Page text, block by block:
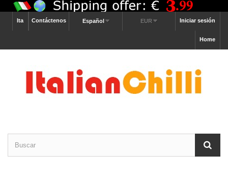
Iniciar sesión
EUR
Español
Contáctenos
Ita
Home